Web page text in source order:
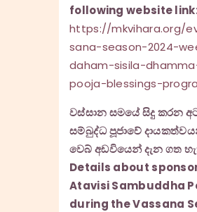
following website
https://mkvihara.org/
sana-season-2024-
daham-sisila-
pooja-blessings-
වස්සාන සමයේ සිදු කරන
සම්බුද්ධ පූජාවේ
වෙබ් අඩවියෙන් දැන ගත
Details about
Atavisi Sambuddha
during the Vassana